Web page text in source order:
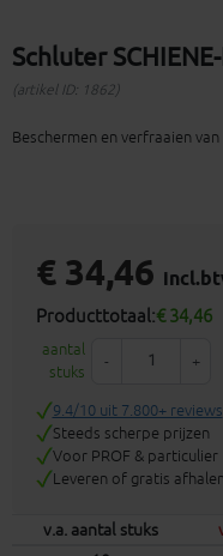
Schluter
(artikel ID: 1862)
Beschermen en verfraaien
€ 34,46
Producttotaal:€ 34,46
aantal
stuks
- +
9.4/10 uit 7.800+ reviews
Steeds scherpe prijzen
Voor PROF & particulier
Leveren of gratis afhalen
v.a. aantal stuks